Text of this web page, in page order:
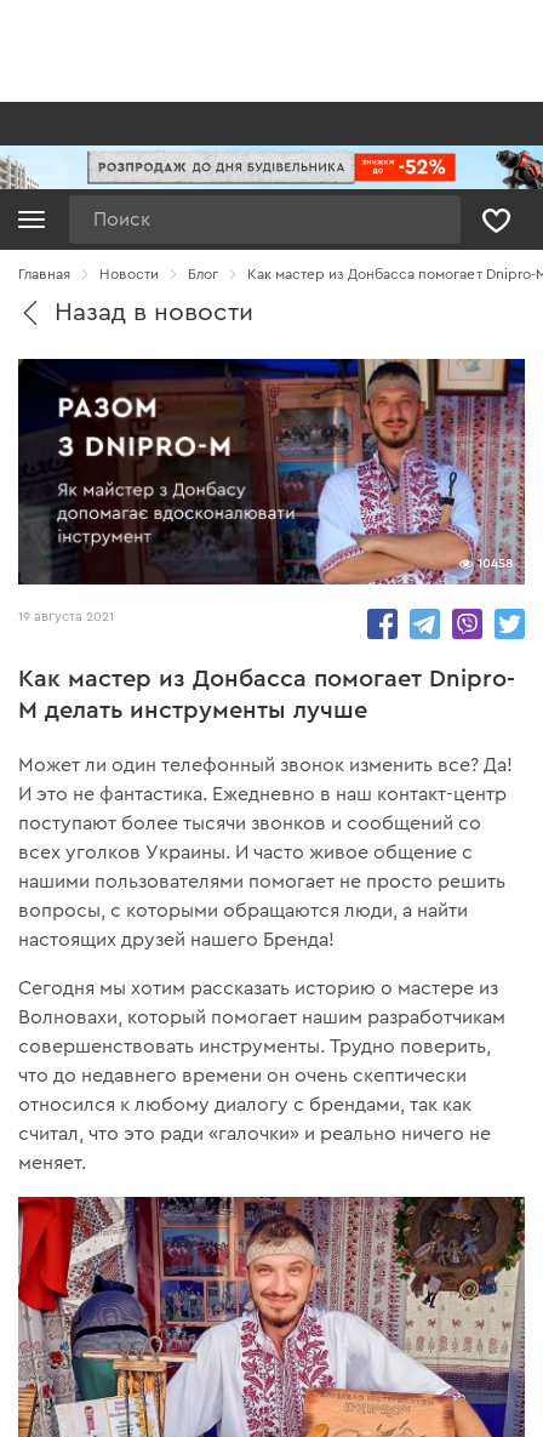
Главная Новости Блог Как мастер из Донбасса помогает Dnipro-
Назад в новости
10458
19 августа 2021
Как мастер из Донбасса помогает Dnipro-
M делать инструменты лучше
Может ли один телефонный звонок изменить все? Да!
И это не фантастика. Ежедневно в наш контакт-центр
поступают более тысячи звонков и сообщений со
всех уголков Украины. И часто живое общение с
нашими пользователями помогает не просто решить
вопросы, с которыми обращаются люди, а найти
настоящих друзей нашего Бренда!
Сегодня мы хотим рассказать историю о мастере из
Волновахи, который помогает нашим разработчикам
совершенствовать инструменты. Трудно поверить,
что до недавнего времени он очень скептически
относился к любому диалогу с брендами, так как
считал, что это ради «галочки» и реально ничего не
меняет.